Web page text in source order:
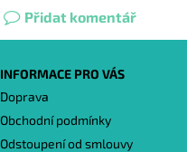
Přidat komentář
INFORMACE PRO VÁS
Doprava
Obchodní podmínky
Odstoupení od smlouvy